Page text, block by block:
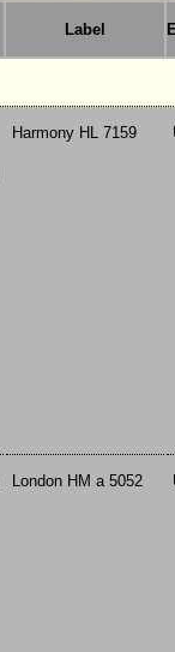
Label
Harmony HL 7159
London HM a 5052